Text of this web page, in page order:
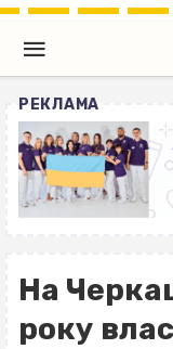
РЕКЛАМА
На
року